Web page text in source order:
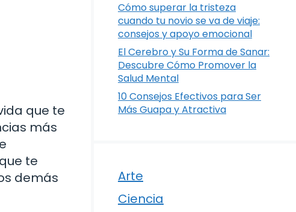
que te
más
te
demás
Cómo superar la tristeza
cuando tu novio se va de viaje:
consejos y apoyo emocional
El Cerebro y Su Forma de Sanar:
Descubre Cómo Promover la
Salud Mental
10 Consejos Efectivos para Ser
Más Guapa y Atractiva
Arte
Ciencia